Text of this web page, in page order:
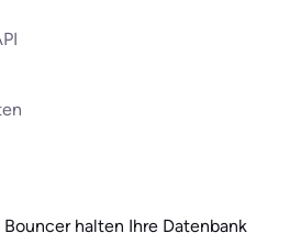
halten Ihre Datenbank